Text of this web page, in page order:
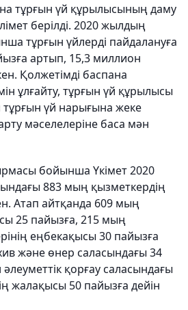
тұрғын үй құрылысының даму
берілді. 2020 жылдың
тұрғын үйлерді пайдалануға
артып, 15,3 миллион
Қолжетімді баспана
ұлғайту, тұрғын үй құрылысы
тұрғын үй нарығына жеке
мәселелеріне баса мән
бойынша Үкімет 2020
883 мың қызметкердің
Атап айтқанда 609 мың
25 пайызға, 215 мың
еңбекақысы 30 пайызға
және өнер саласындағы 34
қорғау саласындағы
жалақысы 50 пайызға дейін